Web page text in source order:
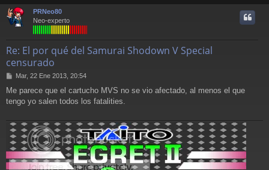
PRNeo80
Neo-experto
Re: El por qué del Samurai Shodown V Special
censurado
M
n
s
e
Mar, 22 Ene 2013, 20:54
Me parece que el cartucho MVS no se vio afectado, al menos el que
tengo yo salen todos los fatalities.